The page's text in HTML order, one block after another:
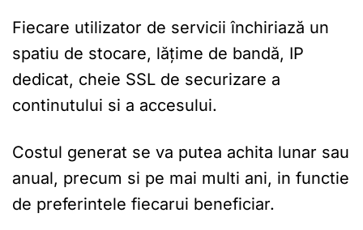
Fiecare utilizator de servicii închiriază un
spatiu de stocare, lățime de bandă, IP
dedicat, cheie SSL de securizare a
continutului si a accesului.
Costul generat se va putea achita lunar sau
anual, precum si pe mai multi ani, in functie
de preferintele fiecarui beneficiar.